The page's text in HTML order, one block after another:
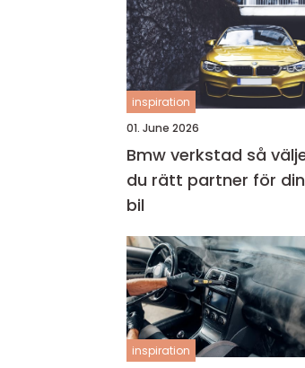
inspiration
01. June 2026
Bmw verkstad så väljer
du rätt partner för din
bil
inspiration